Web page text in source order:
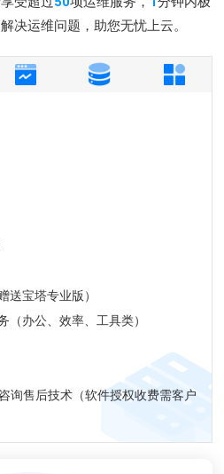
决运维问题，助您无忧上云。
送宝塔专业版）
（办公、效率、工具类）
询售后技术（软件授权收费需客户